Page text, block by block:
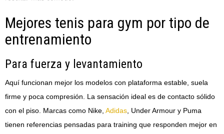
Mejores tenis para gym por tipo de
entrenamiento
Para fuerza y levantamiento
Aquí funcionan mejor los modelos con plataforma estable, suela
firme y poca compresión. La sensación ideal es de contacto sólido
con el piso. Marcas como Nike, Adidas , Under Armour y Puma
tienen referencias pensadas para training que responden mejor en